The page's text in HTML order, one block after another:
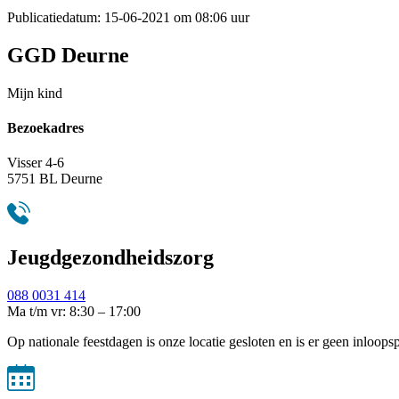
Publicatiedatum: 15-06-2021 om 08:06 uur
GGD Deurne
Mijn kind
Bezoekadres
Visser 4-6
5751 BL Deurne
Jeugdgezondheidszorg
088 0031 414
Ma t/m vr: 8:30 – 17:00
Op nationale feestdagen is onze locatie gesloten en is er geen